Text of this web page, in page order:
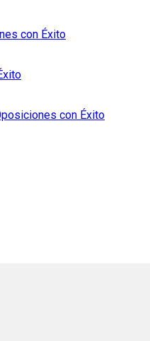
con Éxito
con Éxito